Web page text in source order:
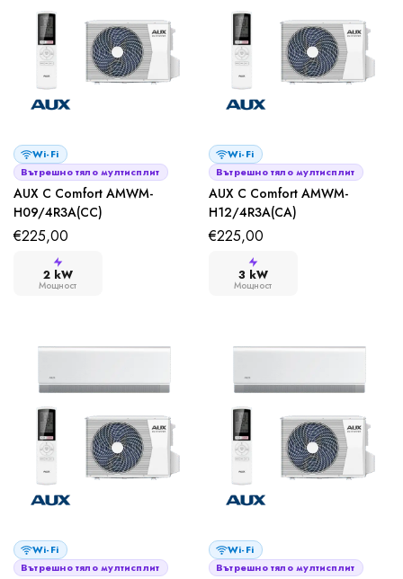
Wi-Fi
Вътрешно тяло мултисплит
AUX C Comfort AMWM-
H09/4R3A(CC)
€225,00
2 kW
Мощност
Wi-Fi
Вътрешно тяло мултисплит
AUX C Comfort AMWM-
H12/4R3A(CA)
€225,00
3 kW
Мощност
Wi-Fi
Вътрешно тяло мултисплит
Wi-Fi
Вътрешно тяло мултисплит